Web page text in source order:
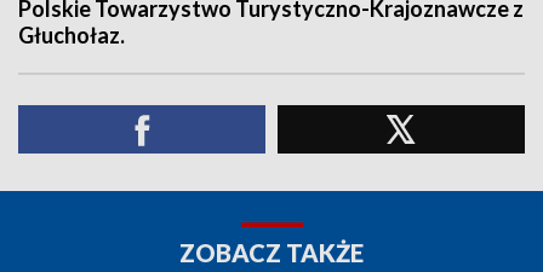
Polskie Towarzystwo Turystyczno-Krajoznawcze z
Głuchołaz.
ZOBACZ TAKŻE